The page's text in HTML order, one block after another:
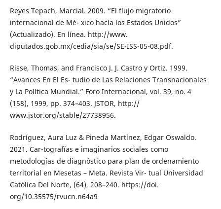
Reyes Tepach, Marcial. 2009. “El flujo migratorio
internacional de Mé- xico hacía los Estados Unidos”
(Actualizado). En línea. http://www.
diputados.gob.mx/cedia/sia/se/SE-ISS-05-08.pdf.
Risse, Thomas, and Francisco J. J. Castro y Ortiz. 1999.
“Avances En El Es- tudio de Las Relaciones Transnacionales
y La Política Mundial.” Foro Internacional, vol. 39, no. 4
(158), 1999, pp. 374–403. JSTOR, http://
www.jstor.org/stable/27738956.
Rodríguez, Aura Luz & Pineda Martínez, Edgar Oswaldo.
2021. Car-tografías e imaginarios sociales como
metodologías de diagnóstico para plan de ordenamiento
territorial en Mesetas – Meta. Revista Vir- tual Universidad
Católica Del Norte, (64), 208–240. https://doi.
org/10.35575/rvucn.n64a9